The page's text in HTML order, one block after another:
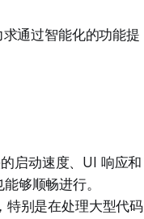
通过智能化的功能提
启动速度、UI 响应和
够顺畅进行。
特别是在处理大型代码